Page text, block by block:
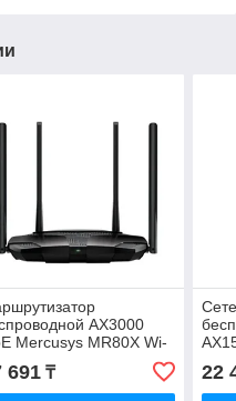
AX3000
Mercusys MR80X Wi-
691₸ 22